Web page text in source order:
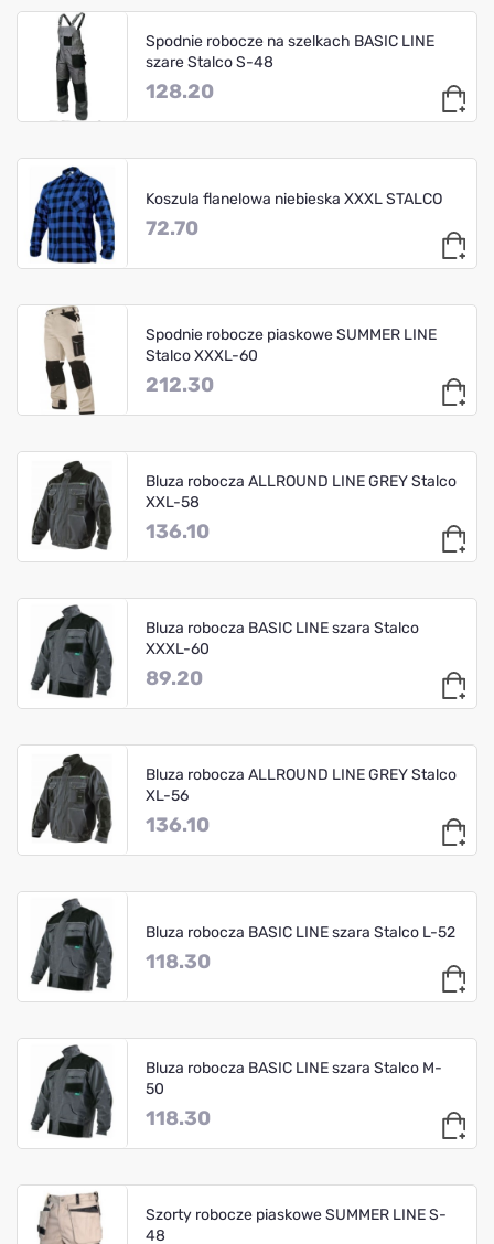
Spodnie robocze na szelkach BASIC LINE
szare Stalco S-48
128.20
Koszula flanelowa niebieska XXXL STALCO
72.70
Spodnie robocze piaskowe SUMMER LINE
Stalco XXXL-60
212.30
Bluza robocza ALLROUND LINE GREY Stalco
XXL-58
136.10
Bluza robocza BASIC LINE szara Stalco
XXXL-60
89.20
Bluza robocza ALLROUND LINE GREY Stalco
XL-56
136.10
Bluza robocza BASIC LINE szara Stalco L-52
118.30
Bluza robocza BASIC LINE szara Stalco M-
50
118.30
Szorty robocze piaskowe SUMMER LINE S-
48